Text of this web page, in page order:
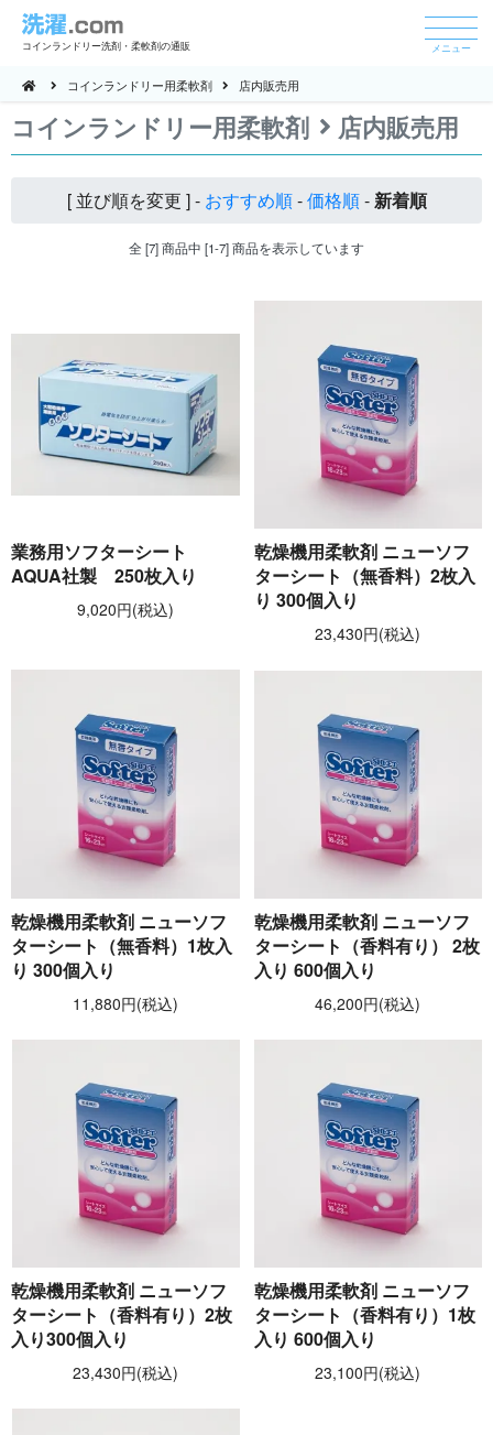
コインランドリー洗剤・柔軟剤の通販 メニュー
コインランドリー用柔軟剤 店内販売用
コインランドリー用柔軟剤 店内販売用
[ 並び順を変更 ] - おすすめ順-価格順-新着順
全 [7] 商品中 [1-7] 商品を表示しています
業務用ソフターシート
AQUA社製 250枚入り
9,020円(税込)
乾燥機用柔軟剤 ニューソフ
ターシート（無香料）2枚入
り 300個入り
23,430円(税込)
乾燥機用柔軟剤 ニューソフ
ターシート（無香料）1枚入
り 300個入り
11,880円(税込)
乾燥機用柔軟剤 ニューソフ
ターシート（香料有り） 2枚
入り 600個入り
46,200円(税込)
乾燥機用柔軟剤 ニューソフ
ターシート（香料有り）2枚
入り300個入り
23,430円(税込)
乾燥機用柔軟剤 ニューソフ
ターシート（香料有り）1枚
入り 600個入り
23,100円(税込)